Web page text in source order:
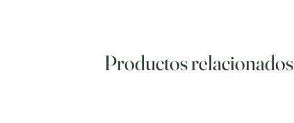
Productos relacionados